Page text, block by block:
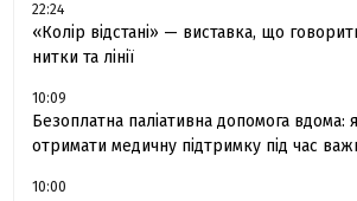
22:24
«Колір відстані» — виставка, що
нитки та лінії
10:09
Безоплатна паліативна допомога вдома:
отримати медичну підтримку під час
10:00